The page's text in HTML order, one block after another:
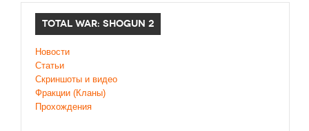
TOTAL WAR: SHOGUN 2
Новости
Статьи
Cкриншоты и видео
Фракции (Кланы)
Прохождения